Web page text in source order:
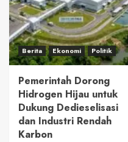
Berita Ekonomi Politik
Pemerintah Dorong
Hidrogen Hijau untuk
Dukung Dedieselisasi
dan Industri Rendah
Karbon